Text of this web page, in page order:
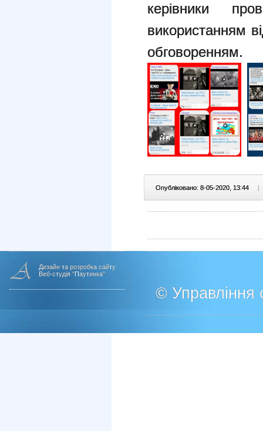
керівники
використанням
обговоренням.
Опубліковано: 8-05-2020, 13:44 |
Дизайн та розробка сайту
Веб-студія "Паутинка"
© Управління